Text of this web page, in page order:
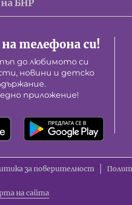
БНР
телефона си!
до любимото си
новини и детско
приложение!
за поверителност
на сайта